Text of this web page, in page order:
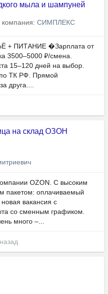
мыла и шампуней
компания: СИМПЛЕКС
ПИТАНИЕ �Зарплата от
3500–5000 ₽/смена.
15–120 дней на выбор.
ТК РФ. Прямой
друга....
на склад ОЗОН
OZON. С высоким
пакетом: оплачиваемый
вaкaнcия с
со cменным гpафиком.
много –...